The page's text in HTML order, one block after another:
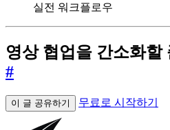
실전 워크플로우
영상 협업을 간소화할
#
이 글 공유하기 무료로 시작하기